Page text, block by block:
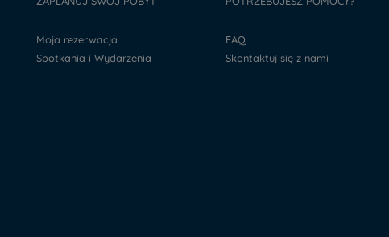
Moja rezerwacja
Spotkania i Wydarzenia
FAQ
Skontaktuj się z nami